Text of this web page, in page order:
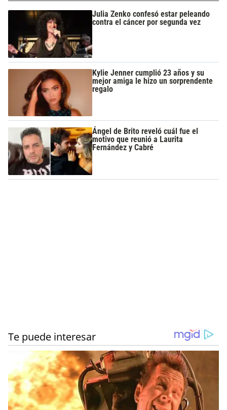
Julia Zenko confesó estar peleando
contra el cáncer por segunda vez
Kylie Jenner cumplió 23 años y su
mejor amiga le hizo un sorprendente
regalo
Ángel de Brito reveló cuál fue el
motivo que reunió a Laurita
Fernández y Cabré